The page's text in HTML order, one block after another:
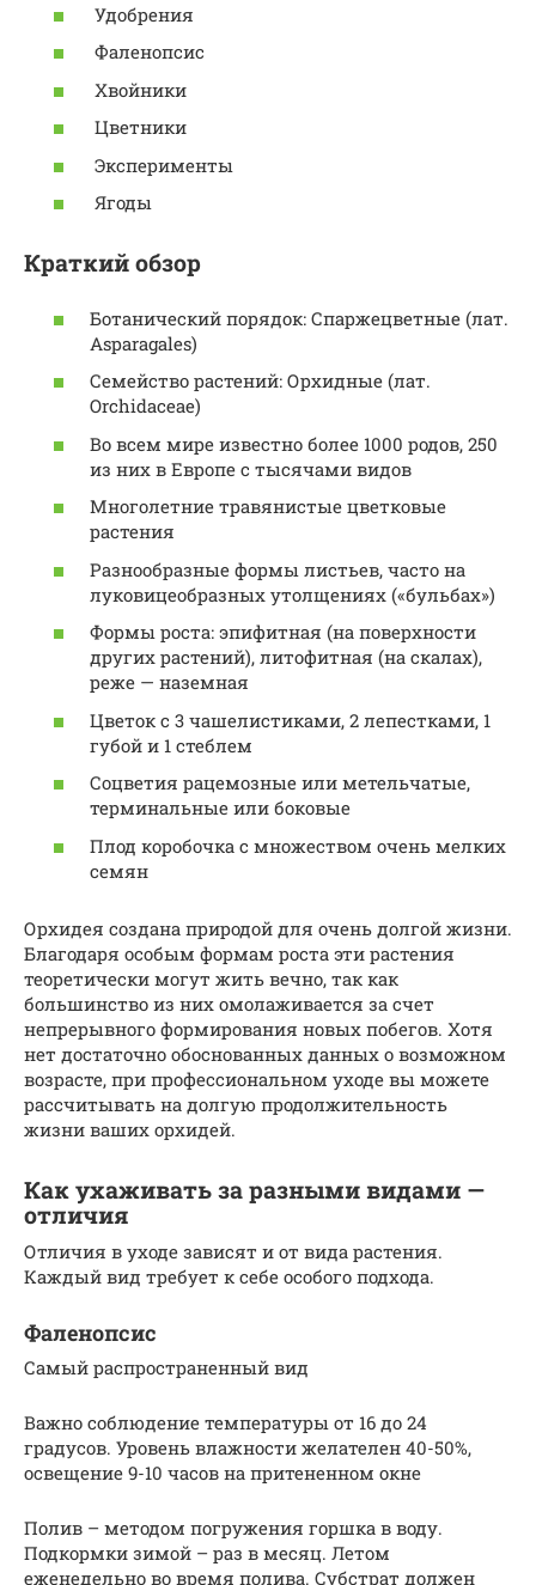
Удобрения
Фаленопсис
Хвойники
Цветники
Эксперименты
Ягоды
Краткий обзор
Ботанический порядок: Спаржецветные (лат.
Asparagales)
Семейство растений: Орхидные (лат.
Orchidaceae)
Во всем мире известно более 1000 родов, 250
из них в Европе с тысячами видов
Многолетние травянистые цветковые
растения
Разнообразные формы листьев, часто на
луковицеобразных утолщениях («бульбах»)
Формы роста: эпифитная (на поверхности
других растений), литофитная (на скалах),
реже — наземная
Цветок с 3 чашелистиками, 2 лепестками, 1
губой и 1 стеблем
Соцветия рацемозные или метельчатые,
терминальные или боковые
Плод коробочка с множеством очень мелких
семян
Орхидея создана природой для очень долгой жизни.
Благодаря особым формам роста эти растения
теоретически могут жить вечно, так как
большинство из них омолаживается за счет
непрерывного формирования новых побегов. Хотя
нет достаточно обоснованных данных о возможном
возрасте, при профессиональном уходе вы можете
рассчитывать на долгую продолжительность
жизни ваших орхидей.
Как ухаживать за разными видами —
отличия
Отличия в уходе зависят и от вида растения.
Каждый вид требует к себе особого подхода.
Фаленопсис
Самый распространенный вид
Важно соблюдение температуры от 16 до 24
градусов. Уровень влажности желателен 40-50%,
освещение 9-10 часов на притененном окне
Полив – методом погружения горшка в воду.
Подкормки зимой – раз в месяц. Летом
еженедельно во время полива. Субстрат должен